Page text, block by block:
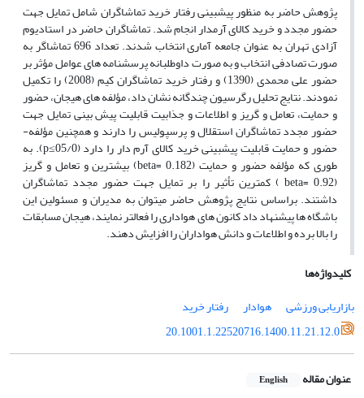
پژوهش حاضر به منظور پیش­بینی رفتار خرید تماشاگران شامل تمایل جهت
حضور مجدد و خرید کالای آرم­دار انجام شد. تماشاگران حاضر در استادیوم
آزادی تهران به عنوان جامعه آماری انتخاب شدند. تعداد 696 تماشاگر به
صورت تصادفی انتخاب و به صورت داوطلبانه پرسشنامه­ های عوامل مؤثر بر
حضور علی محمدی (1390) و رفتار خرید تماشاگران کیم (2008) را تکمیل
نمودند. نتایج تحلیل رگرسیون چندگانه نشان داد، مؤلفه ­های هیجان، حضور
و حمایت، تعامل و گریز و اطلاعات و جذابیت قابلیت پیش­ بینی تمایل جهت
حضور مجدد تماشاگران استقلال و پرسپولیس را دارند و همچنین مؤلفه­
حضور و حمایت قابلیت پیش­بینی خرید کالای آرم ­دار را دارد (05/0 ≥
p). به
طوری که مؤلفه حضور و حمایت (beta= 0.182 ) بیشترین و تعامل و گریز
(
beta= 0.92 ) کمترین تأثیر را بر تمایل جهت حضور مجدد تماشاگران
داشتند. براساس نتایج پژوهش حاضر می­توان به مدیران و مسئولین این
باشگاه­ ها پیشنهاد داد کانون­ های هواداری را فعال­تر نمایند، هیجان مسابقات
را بالا برده و اطلاعات و دانش هواداران را افزایش دهند.
کلیدواژه‌ها
بازاریابی ورزشی
هوادار
رفتار خرید
20.1001.1.22520716.1400.11.21.12.0
عنوان مقاله English